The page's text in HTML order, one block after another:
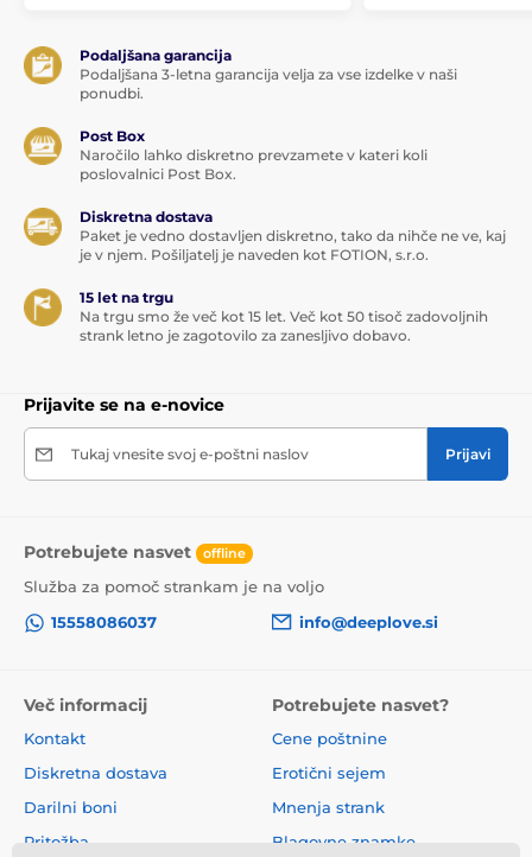
Podaljšana garancija
Podaljšana 3-letna garancija velja za vse izdelke v naši
ponudbi.
Post Box
Naročilo lahko diskretno prevzamete v kateri koli
poslovalnici Post Box.
Diskretna dostava
Paket je vedno dostavljen diskretno, tako da nihče ne ve, kaj
je v njem. Pošiljatelj je naveden kot FOTION, s.r.o.
15 let na trgu
Na trgu smo že več kot 15 let. Več kot 50 tisoč zadovoljnih
strank letno je zagotovilo za zanesljivo dobavo.
Prijavite se na e-novice
Tukaj vnesite svoj e-poštni naslov Prijavi
Potrebujete nasvet offline
Služba za pomoč strankam je na voljo
15558086037
info@deeplove.si
Več informacij
Kontakt
Diskretna dostava
Darilni boni
Pritožba
Potrebujete nasvet?
Cene poštnine
Erotični sejem
Mnenja strank
Blagovne znamke